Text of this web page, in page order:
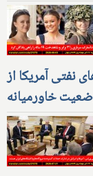
آمریکا از
خاورمیانه